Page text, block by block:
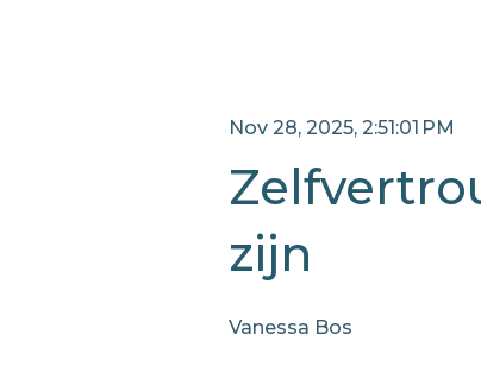
Nov 28, 2025, 2:51:01 PM
zijn
Vanessa Bos